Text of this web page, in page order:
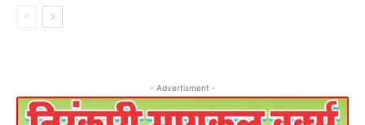
- Advertisment -